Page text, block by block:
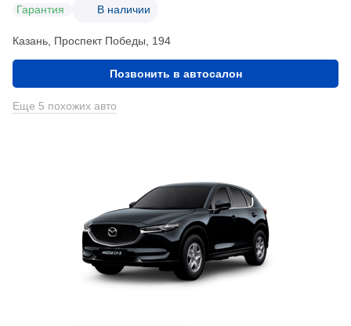
Гарантия В наличии
Казань, Проспект Победы, 194
Позвонить в автосалон
Еще 5 похожих авто